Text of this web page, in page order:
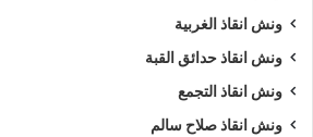
ونش انقاذ الغربية
ونش انقاذ حدائق القبة
ونش انقاذ التجمع
ونش انقاذ صلاح سالم